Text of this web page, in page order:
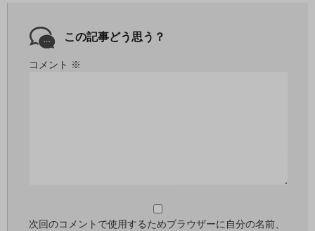
この記事どう思う？
コメント ※
次回のコメントで使用するためブラウザーに自分の名前、